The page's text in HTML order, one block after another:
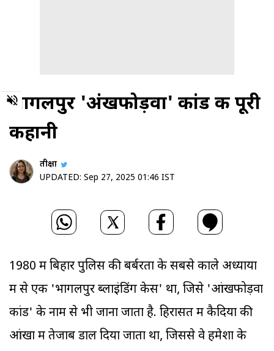
0
seconds
seconds
भागलपुर 'अंखफोड़वा' कांड की पूरी
कहानी
प्रतीक्षा
UPDATED: Sep 27, 2025 01:46 IST
1980 में बिहार पुलिस की बर्बरता के सबसे काले अध्यायों
में से एक 'भागलपुर ब्लाइंडिंग केस' था, जिसे 'आंखफोड़वा
कांड' के नाम से भी जाना जाता है. हिरासत में कैदियों की
आंखों में तेजाब डाल दिया जाता था, जिससे वे हमेशा के